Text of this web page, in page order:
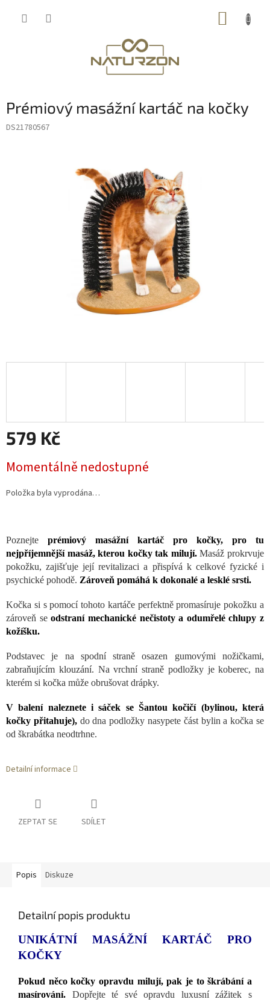
Prémiový masážní kartáč na kočky
DS21780567
579 Kč
cena:
Momentálně nedostupné
Položka byla vyprodána…
Poznejte prémiový masážní kartáč pro kočky, pro tu
nejpříjemnější masáž, kterou kočky tak milují.Masáž prokrvuje
pokožku, zajišťuje její revitalizaci a přispívá k celkové fyzické i
psychické pohodě. Zároveň pomáhá k dokonalé a lesklé srsti.
Kočka si s pomocí tohoto kartáče perfektně promasíruje pokožku a
zároveň seodstraní mechanické nečistoty a odumřelé chlupy z
kožíšku.
Podstavec je na spodní straně osazen gumovými nožičkami,
zabraňujícím klouzání. Na vrchní straně podložky je koberec, na
kterém si kočka může obrušovat drápky.
V balení naleznete i sáček se Šantou kočičí (bylinou, která
kočky přitahuje),do dna podložky nasypete část bylin a kočka se
od škrabátka neodtrhne.
Detailní informace
ZEPTAT SE SDÍLET
Popis Diskuze
Detailní popis produktu
UNIKÁTNÍ MASÁŽNÍ KARTÁČ PRO
KOČKY
Pokud něco kočky opravdu milují, pak je to škrábání a
masírování. Dopřejte té své opravdu luxusní zážitek s